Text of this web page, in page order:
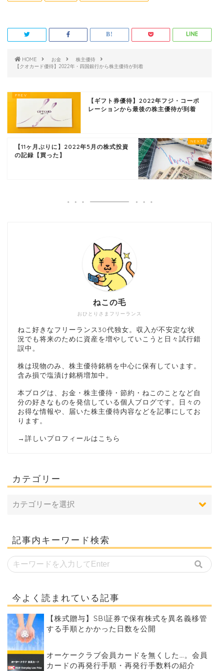
HOME お金
株主優待
【クオカード優待】2022年・四国銀行から株主優待が到着
【ギフト券優待】2022年フジ・コーポ
レーションから最後の株主優待が到着
【11ヶ月ぶりに】2022年5月の株式投資
の記録【買った】
おひとりさまフリーランス
ねこの毛
ねこ好きなフリーランス30代独女。収入が不安定な状
況でも将来のために資産を増やしていこうと日々試行錯
誤中。
株は現物のみ、株主優待銘柄を中心に保有しています。
含み損で塩漬け銘柄増加中。
本ブログは、お金・株主優待・節約・ねこのことなど自
分の好きなものを発信している個人ブログです。日々の
お得な情報や、届いた株主優待内容などを記事にしてお
ります。
→ 詳しいプロフィールはこちら
カテゴリー
記事内キーワード検索
今よく読まれている記事
【株式贈与】SBI証券で保有株式を異名義移管
する手順とかかった日数を公開
オーケークラブ会員カードを無くした…。会員
カードの再発行手順・再発行手数料の紹介